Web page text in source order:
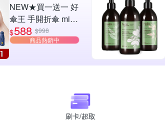
NEW★買一送一 好
傘王 手開折傘 mini
口袋傘-多色可選 膠
囊傘/小傘/手開折傘/
傘/輕量傘/折疊傘/迷
$588 $998
商品熱銷中
刷卡/超取